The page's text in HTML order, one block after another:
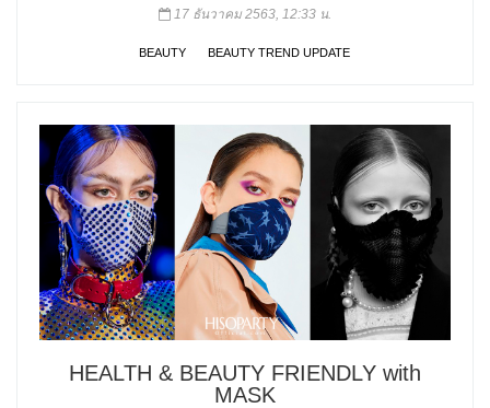
17 ธันวาคม 2563, 12:33 น.
BEAUTY BEAUTY TREND UPDATE
HEALTH & BEAUTY FRIENDLY with
MASK